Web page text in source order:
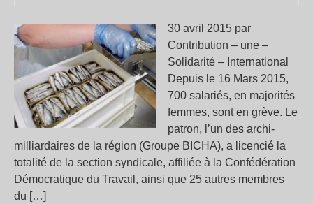
30 avril 2015 par
Contribution – une –
Solidarité – International
Depuis le 16 Mars 2015,
700 salariés, en majorités
femmes, sont en grève. Le
patron, l’un des archi-
milliardaires de la région (Groupe BICHA), a licencié la
totalité de la section syndicale, affiliée à la Confédération
Démocratique du Travail, ainsi que 25 autres membres
du […]